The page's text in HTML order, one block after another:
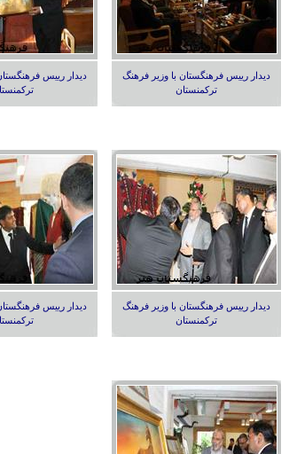
دیدار رییس فرهنگستان با وزیر فرهنگ
ترکمنستان
دیدار رییس
دیدار رییس فرهنگستان با وزیر فرهنگ
ترکمنستان
دیدار رییس